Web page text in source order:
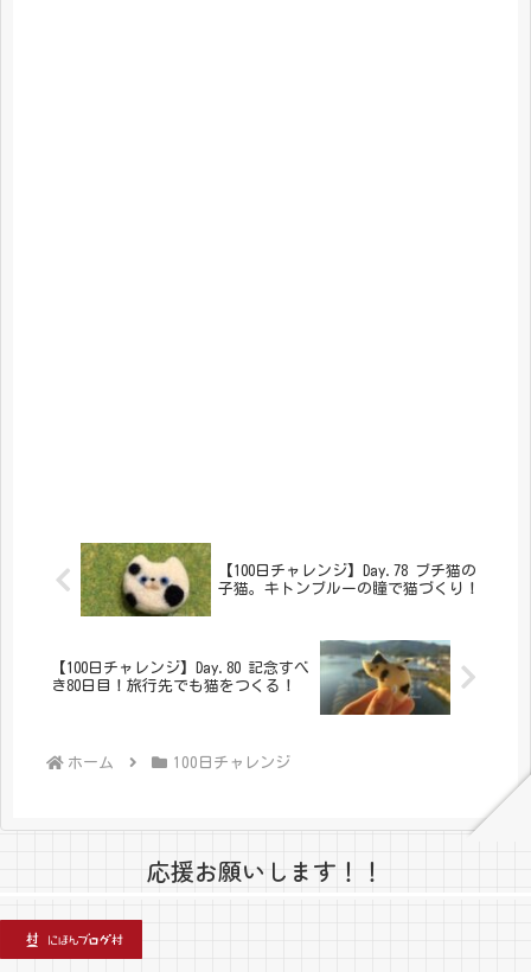
【100日チャレンジ】Day.78 ブチ猫の
子猫。キトンブルーの瞳で猫づくり！
【100日チャレンジ】Day.80 記念すべ
き80日目！旅行先でも猫をつくる！
ホーム 100日チャレンジ
応援お願いします！！